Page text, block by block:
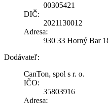
00305421
DIČ:
2021130012
Adresa:
930 33 Horný Bar
Dodávateľ:
CanTon, spol s r. o.
IČO:
35803916
Adresa: